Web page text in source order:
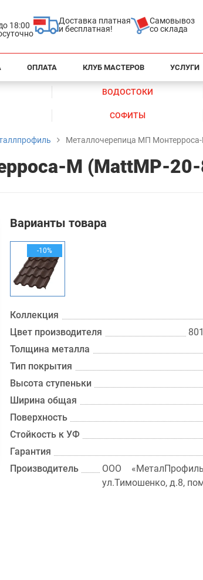
18:00
Доставка платная
и бесплатная!
Самовывоз
со склада
ОПЛАТА КЛУБ МАСТЕРОВ УСЛУГИ
ВОДОСТОКИ
СОФИТЫ
Металлочерепица МП
M (MattMP-
Варианты товара
-10%
Коллекция
Цвет производителя
Толщина металла
Тип покрытия
Высота ступеньки
Ширина общая
Поверхность
Стойкость к УФ
Гарантия
Производитель
ООО
ул.Тимошенко, д.8,